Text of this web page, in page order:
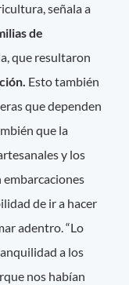
señala a
de
que resultaron
Esto también
que dependen
que la
y los
de ir a hacer
adentro. “Lo
a los
nos habían